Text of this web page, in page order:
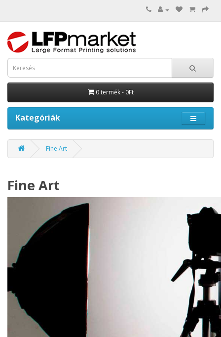
0 termék - 0Ft
Kategóriák
Fine Art
Fine Art